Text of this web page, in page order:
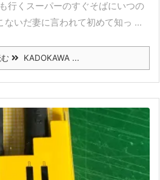
行くスーパーのすぐそばにいつの
ないだ妻に言われて初めて知っ ...
KADOKAWA ...